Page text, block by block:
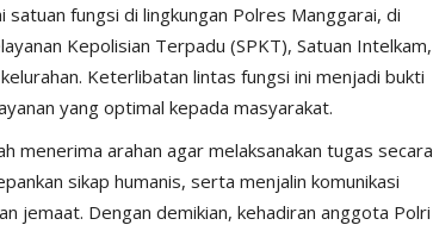
fungsi di lingkungan Polres Manggarai, di
Kepolisian Terpadu (SPKT), Satuan Intelkam,
Keterlibatan lintas fungsi ini menjadi bukti
yang optimal kepada masyarakat.
menerima arahan agar melaksanakan tugas secara
sikap humanis, serta menjalin komunikasi
jemaat. Dengan demikian, kehadiran anggota Polri